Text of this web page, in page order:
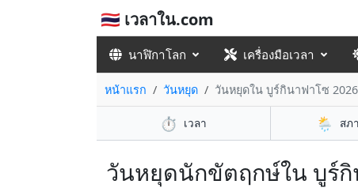
🇹🇭 เวลาใน.com
นาฬิกาโลก เครื่องมือเวลา
หน้าแรก วันหยุด วันหยุดใน บูร์กินาฟาโซ 2026
⏱️ เวลา 🌦️ สภ
วันหยุดนักขัตฤกษ์ใน บูร์กิ